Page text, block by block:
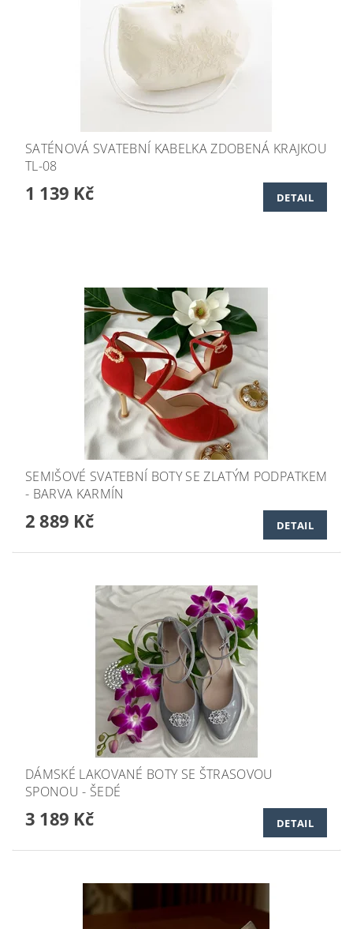
SATÉNOVÁ SVATEBNÍ KABELKA ZDOBENÁ KRAJKOU
TL-08
1 139 Kč DETAIL
SEMIŠOVÉ SVATEBNÍ BOTY SE ZLATÝM PODPATKEM
- BARVA KARMÍN
2 889 Kč DETAIL
DÁMSKÉ LAKOVANÉ BOTY SE ŠTRASOVOU
SPONOU - ŠEDÉ
3 189 Kč DETAIL